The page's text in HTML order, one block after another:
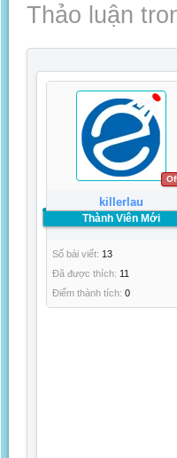
Thảo luận
killerlau
Thành Viên Mới
Số bài viết: 13
Đã được thích: 11
Điểm thành tích: 0